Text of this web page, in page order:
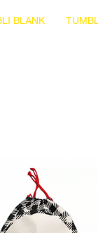
BLANK